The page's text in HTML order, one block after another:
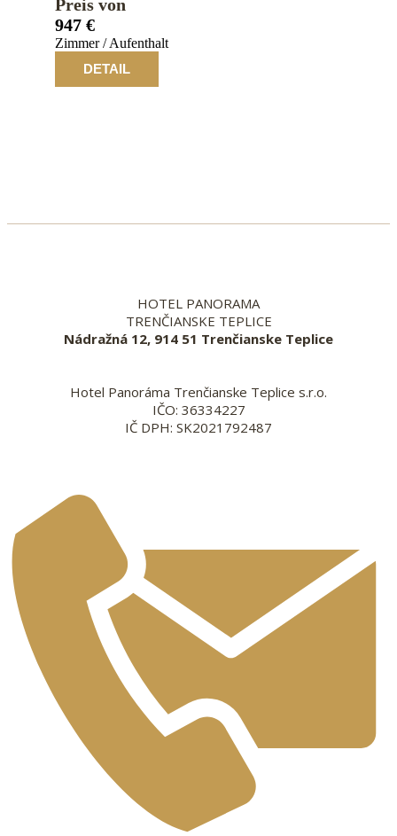
Preis von
947 €
Zimmer / Aufenthalt
DETAIL
HOTEL PANORAMA
TRENČIANSKE TEPLICE
Nádražná 12, 914 51 Trenčianske Teplice
Hotel Panoráma Trenčianske Teplice s.r.o.
IČO: 36334227
IČ DPH: SK2021792487